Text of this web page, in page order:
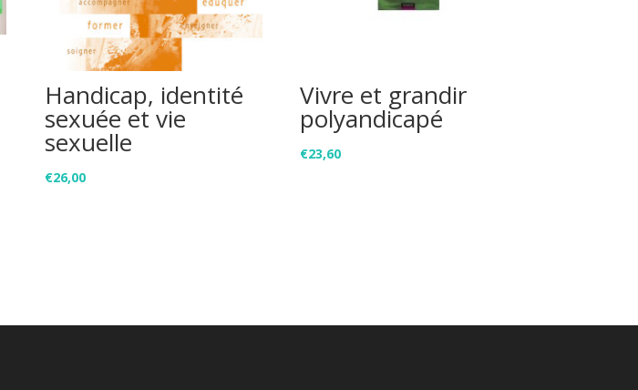
Handicap, identité
sexuée et vie
sexuelle
€26,00
Vivre et grandir
polyandicapé
€23,60